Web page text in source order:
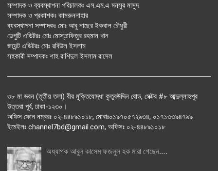
সম্পাদক ও ব্যবস্থাপনা পরিচালকঃ এস.এম.এ মনসুর মাসুদ
সম্পাদক ও প্রকাশকঃ কামরুননাহার
ব্যবস্থাপনা সম্পাদকঃ মোঃ আবু নাছের ইকবাল চৌধুরী
ডেপুটি এডিটরঃ মোঃ মোস্তাফিজুর রহমান খান
জয়েন্ট এডিটরঃ মোঃ রবিউল ইসলাম
সহকারী সম্পাদকঃ শাহ রাশিদুল ইসলাম রাসেল
৩৮ মা ভবন (তৃতীয় তলা) বীর মুক্তিযোদ্ধা কুতুবউদ্দিন রোড, সেক্টর #৮ আব্দুল্লাহপুর
উত্তরা পূর্ব, ঢাকা-১২৩০।
অফিস ফোন নম্বরঃ ০২-৪৪৮৯১০১৮, মোবাঃ০১৯৭০৫৭২৯৩৪, ০১৭১৩৩৯৪৭৯৯
ইমেইলঃ channel7bd@gmail.com, অফিসঃ ০২-৪৪৮৯১০১৮
অধ্যাপক আবুল কাসেম ফজলুল হক মারা গেছেন….